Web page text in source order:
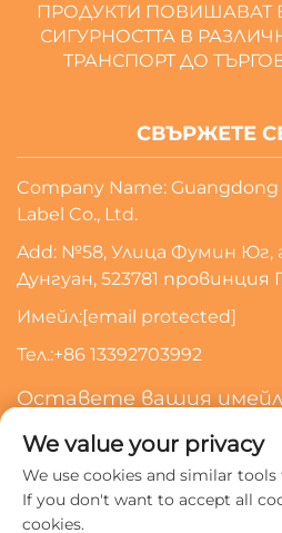
ПРОДУКТИ ПОВИШАВАТ
СИГУРНОСТТА В
ТРАНСПОРТ ДО
СВЪРЖЕТЕ
Company Name:
Label Co., Ltd.
Add: №58, Улица Фумин Юг,
Дунгуан, 523781 провинция
Имейл:[email protected]
Тел.:+86 13392703992
Оставете вашия
We value your privacy
We use cookies and similar
If you don't want to accept all
cookies.